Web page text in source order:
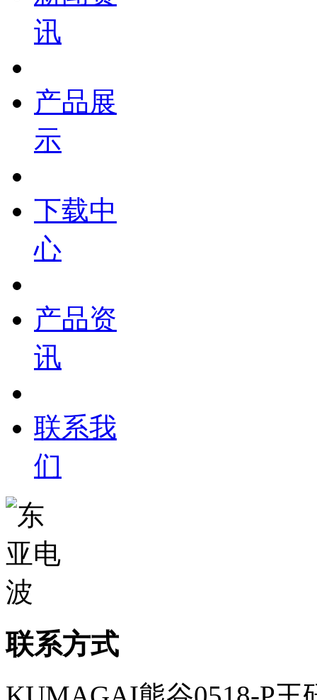
讯
产品展
示
下载中
心
产品资
讯
联系我
们
联系方式